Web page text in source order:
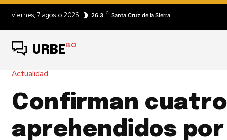
viernes, 7 agosto,2026 26.3 C Santa Cruz de la Sierra
URBEBO
Actualidad
Confirman cuatro
aprehendidos por